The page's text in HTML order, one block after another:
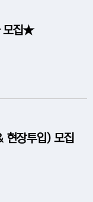
모집★
장투입) 모집